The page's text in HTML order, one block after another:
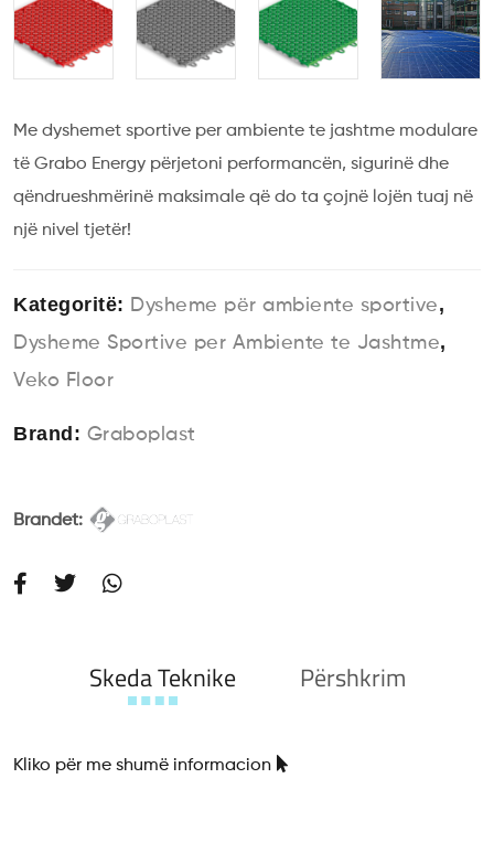
Me dyshemet sportive per ambiente te jashtme modulare
të Grabo Energy përjetoni performancën, sigurinë dhe
qëndrueshmërinë maksimale që do ta çojnë lojën tuaj në
një nivel tjetër!
Kategoritë: Dysheme për ambiente sportive,
Dysheme Sportive per Ambiente te Jashtme,
Veko Floor
Brand: Graboplast
Brandet:
Skeda Teknike Përshkrim
Kliko për me shumë informacion